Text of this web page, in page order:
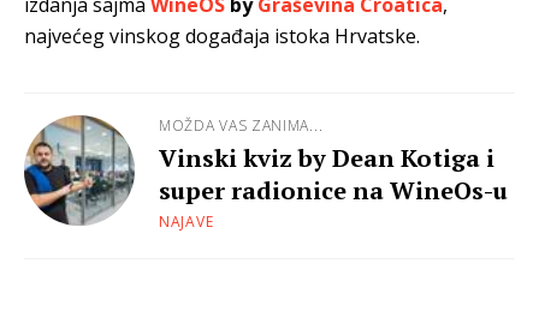
najvećeg vinskog događaja istoka Hrvatske.
MOŽDA VAS ZANIMA...
Vinski kviz by Dean Kotiga i
super radionice na WineOs-u
NAJAVE